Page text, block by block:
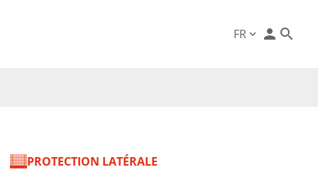
FR expand_more person
PROTECTION LATÉRALE